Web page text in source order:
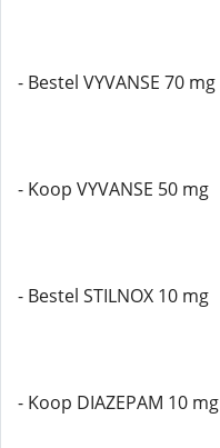
- Bestel VYVANSE 70 mg
- Koop VYVANSE 50 mg
- Bestel STILNOX 10 mg
- Koop DIAZEPAM 10 mg